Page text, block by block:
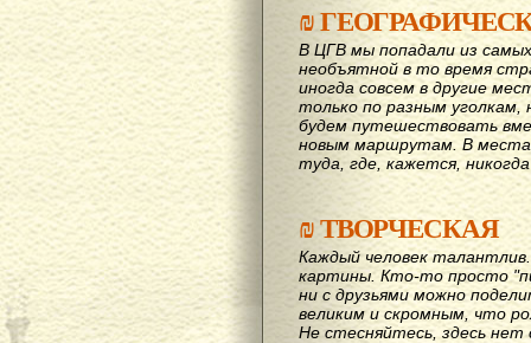
₪
В ЦГВ мы попадали из
необъятной в то время
иногда совсем в другие
только по разным
будем путешествовать
новым маршрутам. В
туда, где, кажется,
₪ТВОРЧЕСКАЯ
Каждый человек
картины. Кто-то просто
ни с друзьями можно
великим и скромным, что
Не стесняйтесь, здесь нет